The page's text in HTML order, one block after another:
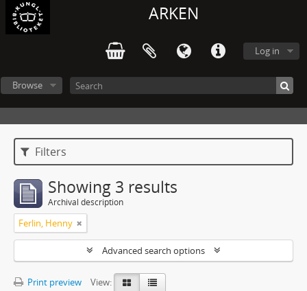
ARKEN
Log in
Browse
Filters
Showing 3 results
Archival description
Ferlin, Henny
Advanced search options
Print preview
View: